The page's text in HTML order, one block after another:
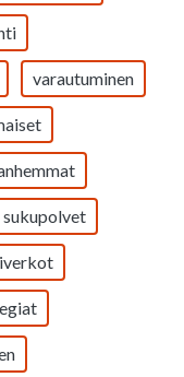
varautuminen
sukupolvet